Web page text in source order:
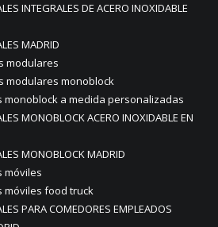
INTEGRALES DE ACERO INOXIDABLE
MADRID
modulares
modulares monoblock
monoblock a medida personalizadas
MONOBLOCK ACERO INOXIDABLE EN
MONOBLOCK MADRID
móviles
móviles food truck
PARA COMEDORES EMPLEADOS